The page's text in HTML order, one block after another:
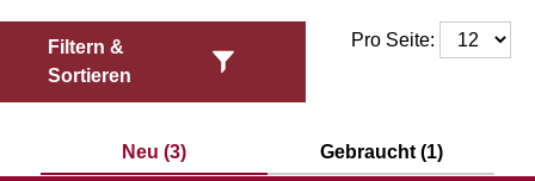
Filtern &
Sortieren
Pro Seite:
Neu (3) Gebraucht (1)